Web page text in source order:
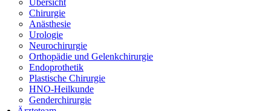
Übersicht
Chirurgie
Anästhesie
Urologie
Neurochirurgie
Orthopädie und Gelenkchirurgie
Endoprothetik
Plastische Chirurgie
HNO-Heilkunde
Genderchirurgie